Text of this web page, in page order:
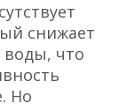
снижает
воды, что
Но